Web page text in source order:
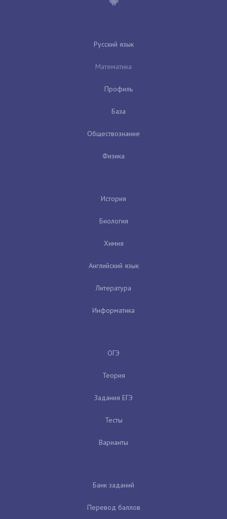
Русский язык
Математика
Профиль
База
Обществознание
Физика
История
Биология
Химия
Английский язык
Литература
Информатика
ОГЭ
Теория
Задания ЕГЭ
Тесты
Варианты
Банк заданий
Перевод баллов